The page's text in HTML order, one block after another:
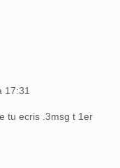
17:31
tu ecris .3msg t 1er